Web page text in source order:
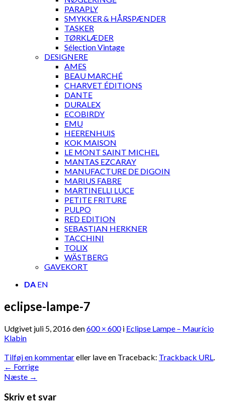
PARAPLY
SMYKKER & HÅRSPÆNDER
TASKER
TØRKLÆDER
Sélection Vintage
DESIGNERE
AMES
BEAU MARCHÉ
CHARVET ÉDITIONS
DANTE
DURALEX
ECOBIRDY
EMU
HEERENHUIS
KOK MAISON
LE MONT SAINT MICHEL
MANTAS EZCARAY
MANUFACTURE DE DIGOIN
MARIUS FABRE
MARTINELLI LUCE
PETITE FRITURE
PULPO
RED EDITION
SEBASTIAN HERKNER
TACCHINI
TOLIX
WÄSTBERG
GAVEKORT
DA EN
eclipse-lampe-7
Udgivet juli 5, 2016den600 × 600i Eclipse Lampe – Maurício
Klabin
Tilføj en kommentareller lave en Traceback: Trackback URL.
← Forrige
Næste →
Skriv et svar